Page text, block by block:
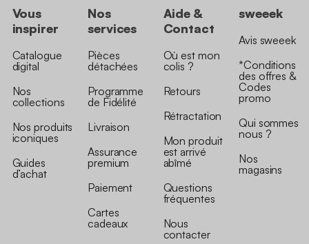
Vous
inspirer
Catalogue
digital
Nos
collections
Nos produits
iconiques
Guides
d’achat
Nos
services
Pièces
détachées
Programme
de Fidélité
Livraison
Assurance
premium
Paiement
Cartes
cadeaux
Aide &
Contact
Où est mon
colis ?
Retours
Rétractation
Mon produit
est arrivé
abîmé
Questions
fréquentes
Nous
contacter
sweeek
Avis sweeek
*Conditions
des offres &
Codes
promo
Qui sommes
nous ?
Nos
magasins